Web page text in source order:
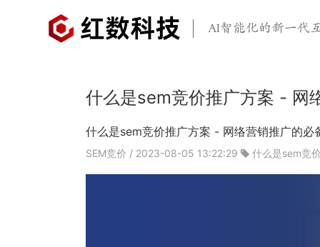
AI智能化的新一代
什么是sem竞价推广方案 - 网
什么是sem竞价推广方案 - 网络营销推广的必
SEM竞价 / 2023-08-05 13:22:29 什么是sem竞